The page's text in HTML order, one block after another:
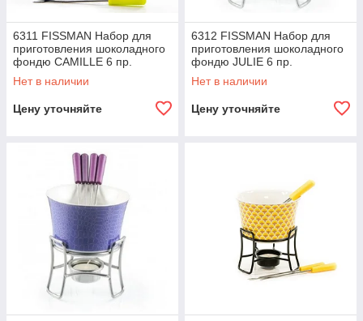
6311 FISSMAN Набор для
приготовления шоколадного
фондю CAMILLE 6 пр.
(керамика)
Нет в наличии
Цену уточняйте
6312 FISSMAN Набор для
приготовления шоколадного
фондю JULIE 6 пр.
(керамика)
Нет в наличии
Цену уточняйте